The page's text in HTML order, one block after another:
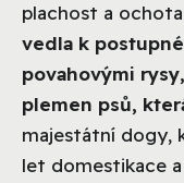
plachost a
vedla k
povahovými
plemen psů,
majestátní dogy,
let domestikace